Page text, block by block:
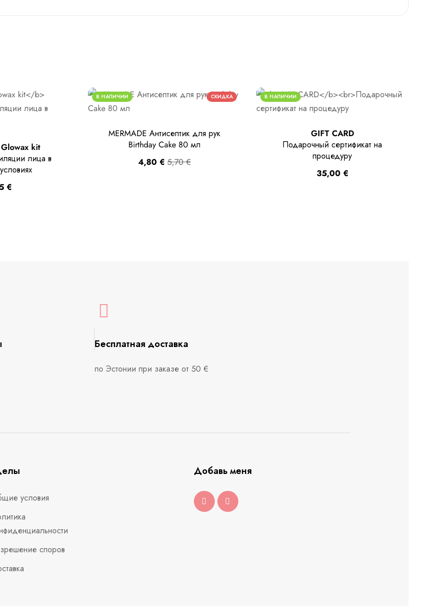
kit
лица в
€
В НАЛИЧИИ СКИДКА
MERMADE Антисептик для рук
Birthday Cake 80 мл
5,70€
4,80 €
В НАЛИЧИИ
GIFT CARD
Подарочный сертификат на
процедуру
35,00 €
Бесплатная доставка
по Эстонии при заказе от 50 €
условия
споров
Добавь меня